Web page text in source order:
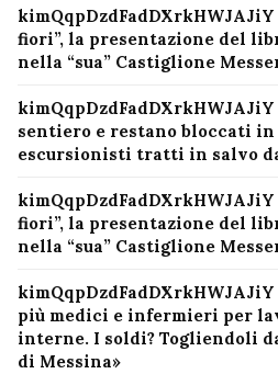
kimQqpDzdFadDXrkHWJAJiY
fiori”, la presentazione del
nella “sua” Castiglione
kimQqpDzdFadDXrkHWJAJiY
sentiero e restano bloccati in
escursionisti tratti in salvo
kimQqpDzdFadDXrkHWJAJiY
fiori”, la presentazione del
nella “sua” Castiglione
kimQqpDzdFadDXrkHWJAJiY
più medici e infermieri per
interne. I soldi? Togliendoli
di Messina»